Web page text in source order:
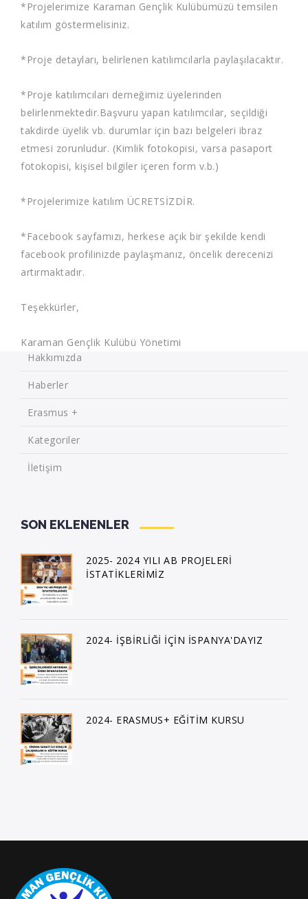
*Projelerimize Karaman Gençlik Kulübümüzü temsilen
katılım göstermelisiniz.
*Proje detayları, belirlenen katılımcılarla paylaşılacaktır.
*Proje katılımcıları derneğimiz üyelerinden
belirlenmektedir.Başvuru yapan katılımcılar, seçildiği
takdirde üyelik vb. durumlar için bazı belgeleri ibraz
etmesi zorunludur. (Kimlik fotokopisi, varsa pasaport
fotokopisi, kişisel bilgiler içeren form v.b.)
*Projelerimize katılım ÜCRETSİZDİR.
*Facebook sayfamızı, herkese açık bir şekilde kendi
facebook profilinizde paylaşmanız, öncelik derecenizi
artırmaktadır.
Teşekkürler,
Karaman Gençlik Kulübü Yönetimi
Hakkımızda
Haberler
Erasmus +
Kategoriler
İletişim
SON EKLENENLER
2025- 2024 YILI AB PROJELERİ
İSTATİKLERİMİZ
2024- İŞBİRLİĞİ İÇİN İSPANYA'DAYIZ
2024- ERASMUS+ EĞİTİM KURSU